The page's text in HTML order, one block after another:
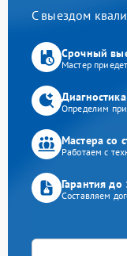
С выездом
Срочный
Мастер
Определим
Мастера со
Работаем с
Гарантия до
Составляем